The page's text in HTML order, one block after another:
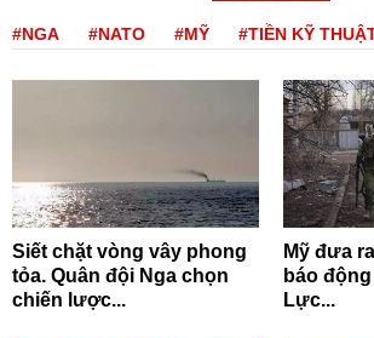
#NGA #NATO #MỸ #TIỀN KỸ
Siết chặt vòng vây phong
tỏa. Quân đội Nga chọn
chiến lược...
Mỹ đưa
báo
Lực...